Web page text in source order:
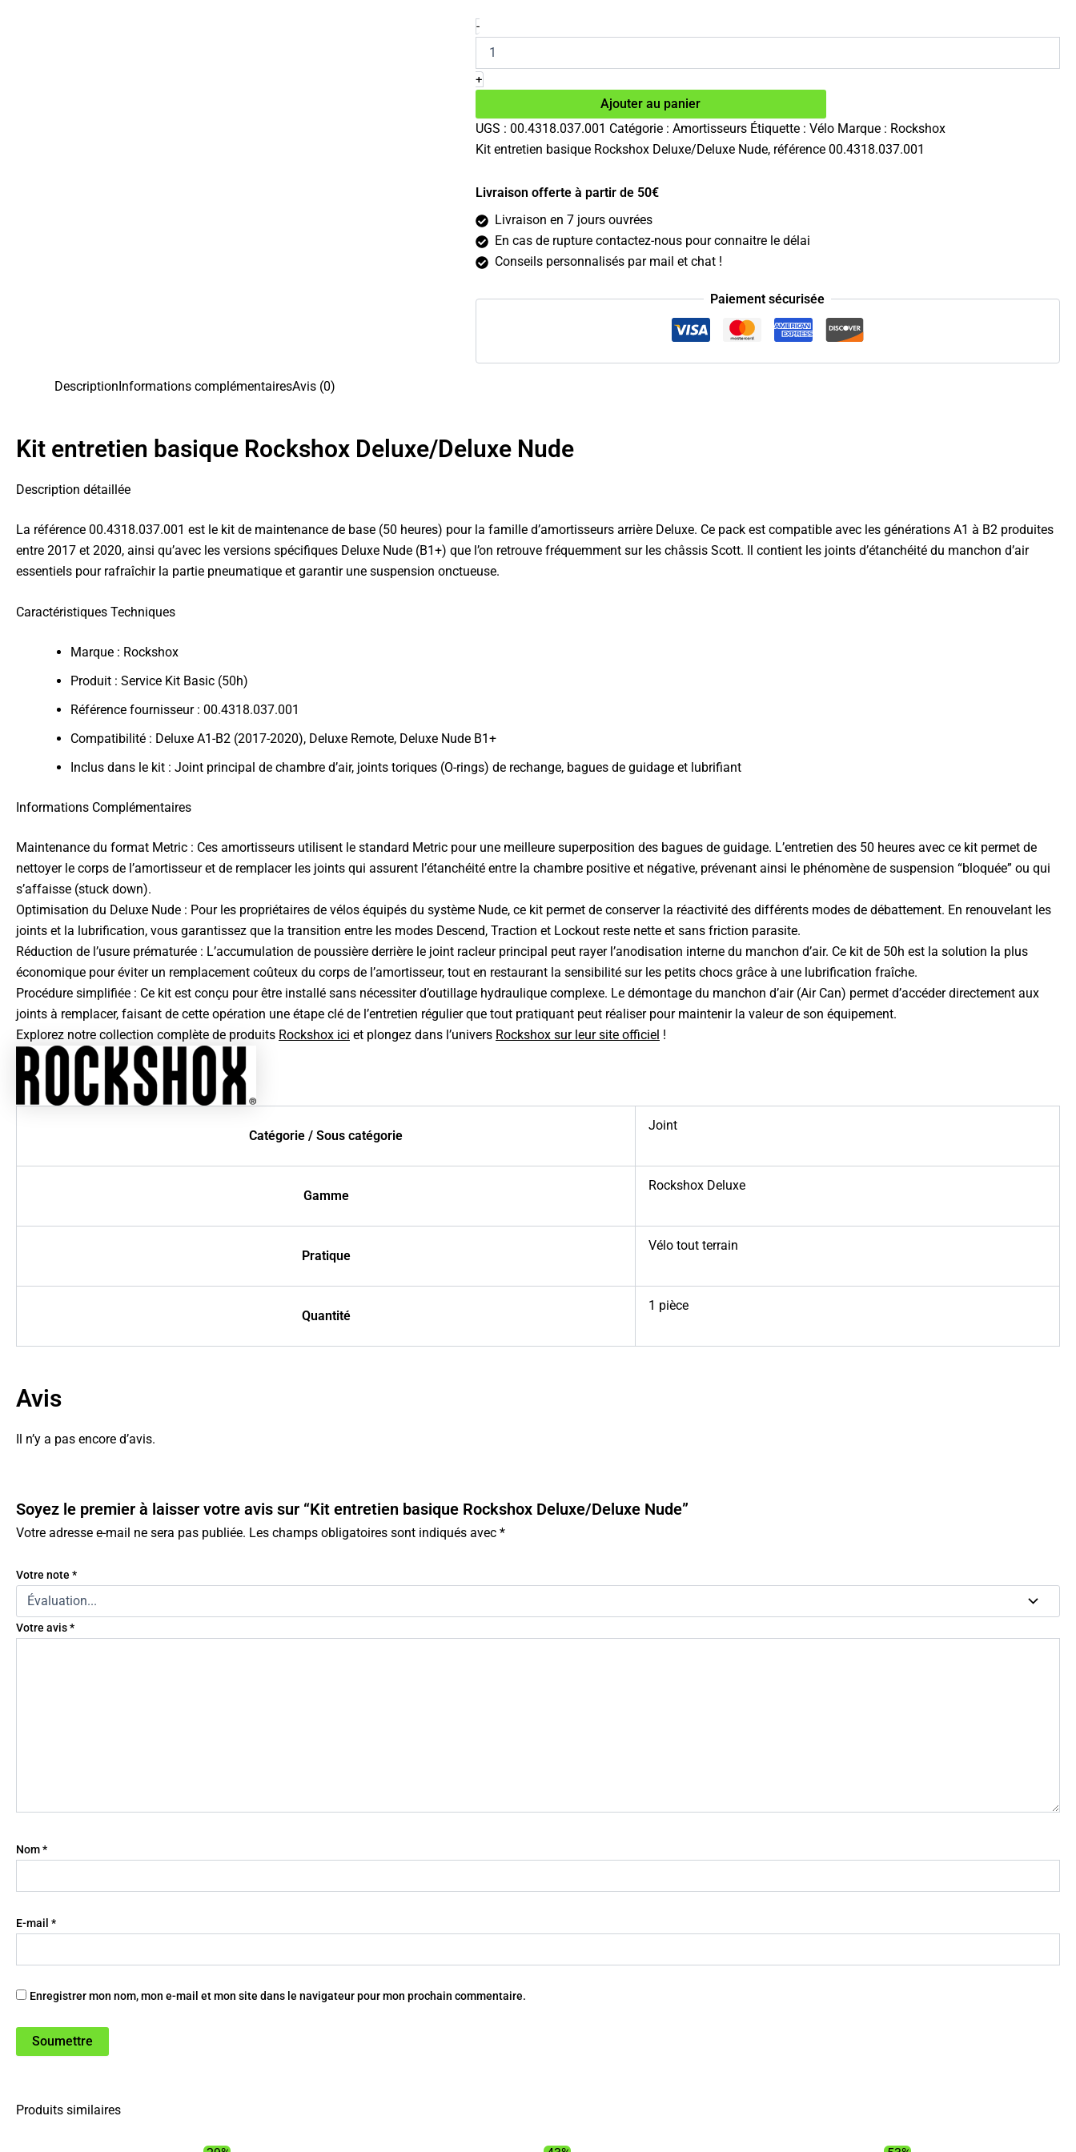
75.00€.45.39€.
-quantité
de
Kit
entretien
basique
Deluxe/Deluxe
Nude
+
Ajouter au panier
UGS : 00.4318.037.001 Catégorie : Amortisseurs Étiquette : Vélo Marque : Rockshox
Kit entretien basique Rockshox Deluxe/Deluxe Nude, référence 00.4318.037.001
Livraison offerte à partir de 50€
Livraison en 7 jours ouvrées
En cas de rupture contactez-nous pour connaitre le délai
Conseils personnalisés par mail et chat !
Paiement sécurisée
DescriptionInformations complémentairesAvis (0)
Kit entretien basique Rockshox Deluxe/Deluxe Nude
Description détaillée
La référence 00.4318.037.001 est le kit de maintenance de base (50 heures) pour la famille d’amortisseurs arrière Deluxe. Ce pack est compatible avec les générations A1 à B2 produites
entre 2017 et 2020, ainsi qu’avec les versions spécifiques Deluxe Nude (B1+) que l’on retrouve fréquemment sur les châssis Scott. Il contient les joints d’étanchéité du manchon d’air
essentiels pour rafraîchir la partie pneumatique et garantir une suspension onctueuse.
Caractéristiques Techniques
Marque : Rockshox
Produit : Service Kit Basic (50h)
Référence fournisseur : 00.4318.037.001
Compatibilité : Deluxe A1-B2 (2017-2020), Deluxe Remote, Deluxe Nude B1+
Inclus dans le kit : Joint principal de chambre d’air, joints toriques (O-rings) de rechange, bagues de guidage et lubrifiant
Informations Complémentaires
Maintenance du format Metric : Ces amortisseurs utilisent le standard Metric pour une meilleure superposition des bagues de guidage. L’entretien des 50 heures avec ce kit permet de
nettoyer le corps de l’amortisseur et de remplacer les joints qui assurent l’étanchéité entre la chambre positive et négative, prévenant ainsi le phénomène de suspension “bloquée” ou qui
s’affaisse (stuck down).
Optimisation du Deluxe Nude : Pour les propriétaires de vélos équipés du système Nude, ce kit permet de conserver la réactivité des différents modes de débattement. En renouvelant les
joints et la lubrification, vous garantissez que la transition entre les modes Descend, Traction et Lockout reste nette et sans friction parasite.
Réduction de l’usure prématurée : L’accumulation de poussière derrière le joint racleur principal peut rayer l’anodisation interne du manchon d’air. Ce kit de 50h est la solution la plus
économique pour éviter un remplacement coûteux du corps de l’amortisseur, tout en restaurant la sensibilité sur les petits chocs grâce à une lubrification fraîche.
Procédure simplifiée : Ce kit est conçu pour être installé sans nécessiter d’outillage hydraulique complexe. Le démontage du manchon d’air (Air Can) permet d’accéder directement aux
joints à remplacer, faisant de cette opération une étape clé de l’entretien régulier que tout pratiquant peut réaliser pour maintenir la valeur de son équipement.
Explorez notre collection complète de produits Rockshox ici et plongez dans l’univers Rockshox sur leur site officiel !
Catégorie / Sous catégorie
Joint
Gamme
Rockshox Deluxe
Pratique
Vélo tout terrain
Quantité
1 pièce
Avis
Il n’y a pas encore d’avis.
Soyez le premier à laisser votre avis sur “Kit entretien basique Rockshox Deluxe/Deluxe Nude”
Votre adresse e-mail ne sera pas publiée. Les champs obligatoires sont indiqués avec *
Votre note *
Votre avis*
Nom*
E-mail *
Enregistrer mon nom, mon e-mail et mon site dans le navigateur pour mon prochain commentaire.
Produits similaires